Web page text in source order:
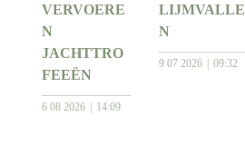
VERVOERE
N
JACHTTRO
FEEËN
6 08 2026 14:09
LIJMVALLE
N
9 07 2026 09:32